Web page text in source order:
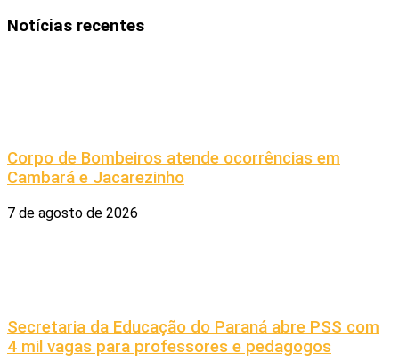
Notícias recentes
Corpo de Bombeiros atende ocorrências em
Cambará e Jacarezinho
7 de agosto de 2026
Secretaria da Educação do Paraná abre PSS com
4 mil vagas para professores e pedagogos